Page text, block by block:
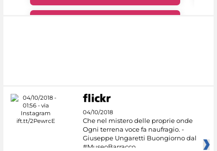
04/10/2018
Che nel mistero delle proprie onde
Ogni terrena voce fa naufragio. -
Giuseppe Ungaretti Buongiorno dal
#MuseoBarracco